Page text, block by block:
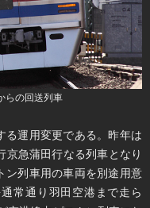
らの回送列車
る運用変更である。昨年は
急蒲田行なる列車となり
ン列車用の車両を別途用意
常通り羽田空港まで走ら